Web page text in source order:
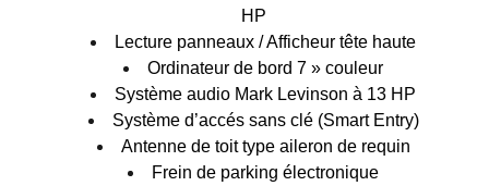
HP
Lecture panneaux / Afficheur tête haute
Ordinateur de bord 7 » couleur
Système audio Mark Levinson à 13 HP
Système d’accés sans clé (Smart Entry)
Antenne de toit type aileron de requin
Frein de parking électronique